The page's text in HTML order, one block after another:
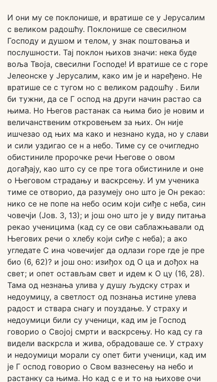
И они му се поклонише, и вратише се у Јерусалим
с великом радошћу. Поклонише се свесилном
Господу и душом и телом, у знак поштовања и
послушности. Тај поклон њихов значи: нека буде
воља Твоја, свесилни Господе! И вратише се с горе
Јелеонске у Јерусалим, како им је и наређено. Не
вратише се с тугом но с великом радошћу . Били
би тужни, да се Г оспод на други начин растао са
њима. Но Његов растанак са њима био је новим и
величанственим откровењем за њих. Он није
ишчезао од њих ма како и незнано куда, но у слави
и сили уздигао се н а небо. Тиме су се очигледно
обистиниле пророчке речи Његове о овом
догађају, као што су се пре тога обистиниле и оне
о Његовом страдању и васкрсењу. И ум ученика
тиме се отворио, да разумеју оно што је Он рекао:
нико се не попе на небо осим који сиђе с неба, син
човечји (Јов. 3, 13); и још оно што је у виду питања
рекао ученицима (кад су се ови саблажњавали од
Његових речи о хлебу који сиђе с неба); а ако
угледате С ина човечијег да одлази горе где је пре
био (6, 62)? и још оно: изиђох од О ца и дођох на
свет; и опет остављам свет и идем к О цу (16, 28).
Тама од незнања улива у душу људску страх и
недоумицу, а светлост од познања истине улева
радост и ствара снагу и поуздање. У страху и
недоумици били су ученици, кад им је Господ
говорио о Својој смрти и васкрсењу. Но кад су га
видели васкрсла и жива, обрадоваше се. У страху
и недоумици морали су опет бити ученици, кад им
је Г оспод говорио о Свом вазнесењу на небо и
растанку са њима. Но кад с е и то на њихове очи